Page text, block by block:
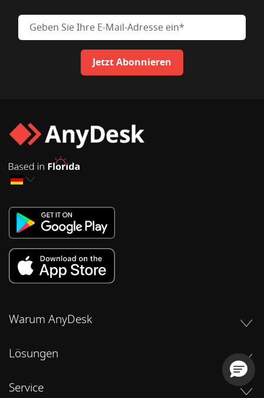
Geben Sie Ihre E-Mail-
Jetzt Abonnieren
Warum AnyDesk
Lösungen
Service